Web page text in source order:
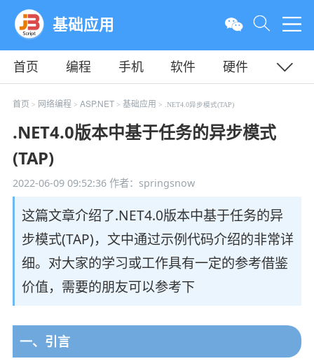
基础应用
首页 编程 手机 软件
硬件
教程
平面 服务器
首页 > 网络编程 > ASP.NET > 基础应用 > .NET4.0异步模式(TAP)
.NET4.0版本中基于任务的异步模式
(TAP)
2022-06-09 09:52:36作者：springsnow
这篇文章介绍了.NET4.0版本中基于任务的异
步模式(TAP)，文中通过示例代码介绍的非常详
细。对大家的学习或工作具有一定的参考借鉴
价值，需要的朋友可以参考下
一、引言